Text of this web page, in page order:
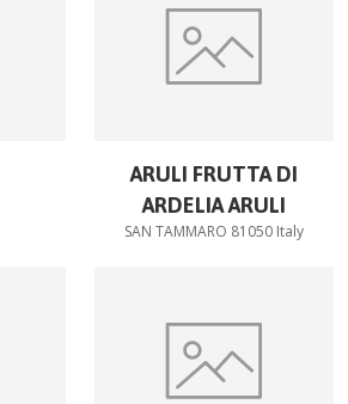
ARULI FRUTTA DI
ARDELIA ARULI
SAN TAMMARO 81050 Italy